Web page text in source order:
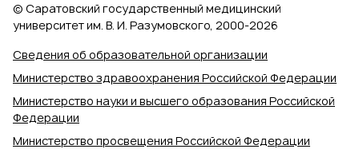
Сведения об образовательной организации
Министерство здравоохранения Российской Федерации
Министерство науки и высшего образования Российской
Федерации
Министерство просвещения Российской Федерации
© Саратовский государственный медицинский
университет им. В. И. Разумовского, 2000‑2026